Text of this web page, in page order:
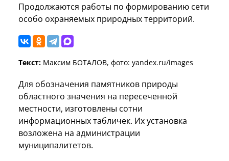
Продолжаются работы по формированию сети
особо охраняемых природных территорий.
Текст: Максим БОТАЛОВ, фото: yandex.ru/images
Для обозначения памятников природы
областного значения на пересеченной
местности, изготовлены сотни
информационных табличек. Их установка
возложена на администрации
муниципалитетов.